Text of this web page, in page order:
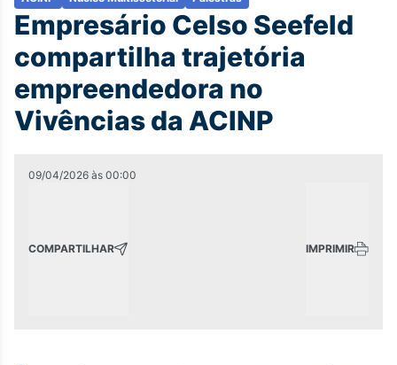
Empresário Celso Seefeld
compartilha trajetória
empreendedora no
Vivências da ACINP
09/04/2026 às 00:00
COMPARTILHAR IMPRIMIR